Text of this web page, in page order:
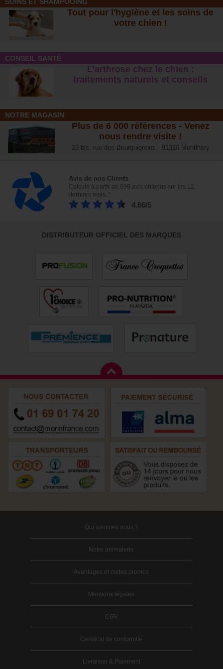
SOINS ET SHAMPOOING
Tout pour l'hygiène et les soins de
votre chien !
CONSEIL SANTÉ
L’arthrose chez le chien :
traitements naturels et conseil s
NOTRE MAGASIN
Plus de 6 000 références - Venez
nous rendre visite !
23 bis, rue des Bourguignons, 91310 Montlhéry
Avis de nos Clients
Calculé à partir de 699 avis obtenus sur les 12
derniers mois. *
4.66/5
DISTRIBUTEUR OFFICIEL DES MARQUES
Qui sommes nous ?
Notre animalerie
Avantages et codes promos
Mentions légales
CGV
Certificat de conformité
Livraison & Paiement